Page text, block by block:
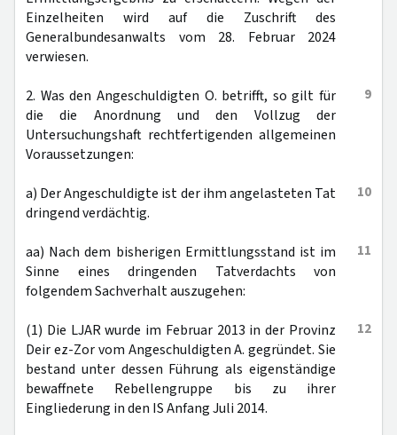
Einzelheiten wird auf die Zuschrift des
Generalbundesanwalts vom 28. Februar 2024
verwiesen.
9
2. Was den Angeschuldigten O. betrifft, so gilt für
die die Anordnung und den Vollzug der
Untersuchungshaft rechtfertigenden allgemeinen
Voraussetzungen:
10
a) Der Angeschuldigte ist der ihm angelasteten Tat
dringend verdächtig.
11
aa) Nach dem bisherigen Ermittlungsstand ist im
Sinne eines dringenden Tatverdachts von
folgendem Sachverhalt auszugehen:
12
(1) Die LJAR wurde im Februar 2013 in der Provinz
Deir ez-Zor vom Angeschuldigten A. gegründet. Sie
bestand unter dessen Führung als eigenständige
bewaffnete Rebellengruppe bis zu ihrer
Eingliederung in den IS Anfang Juli 2014.